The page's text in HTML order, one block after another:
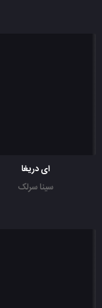
ای دریغا
سینا سرلک